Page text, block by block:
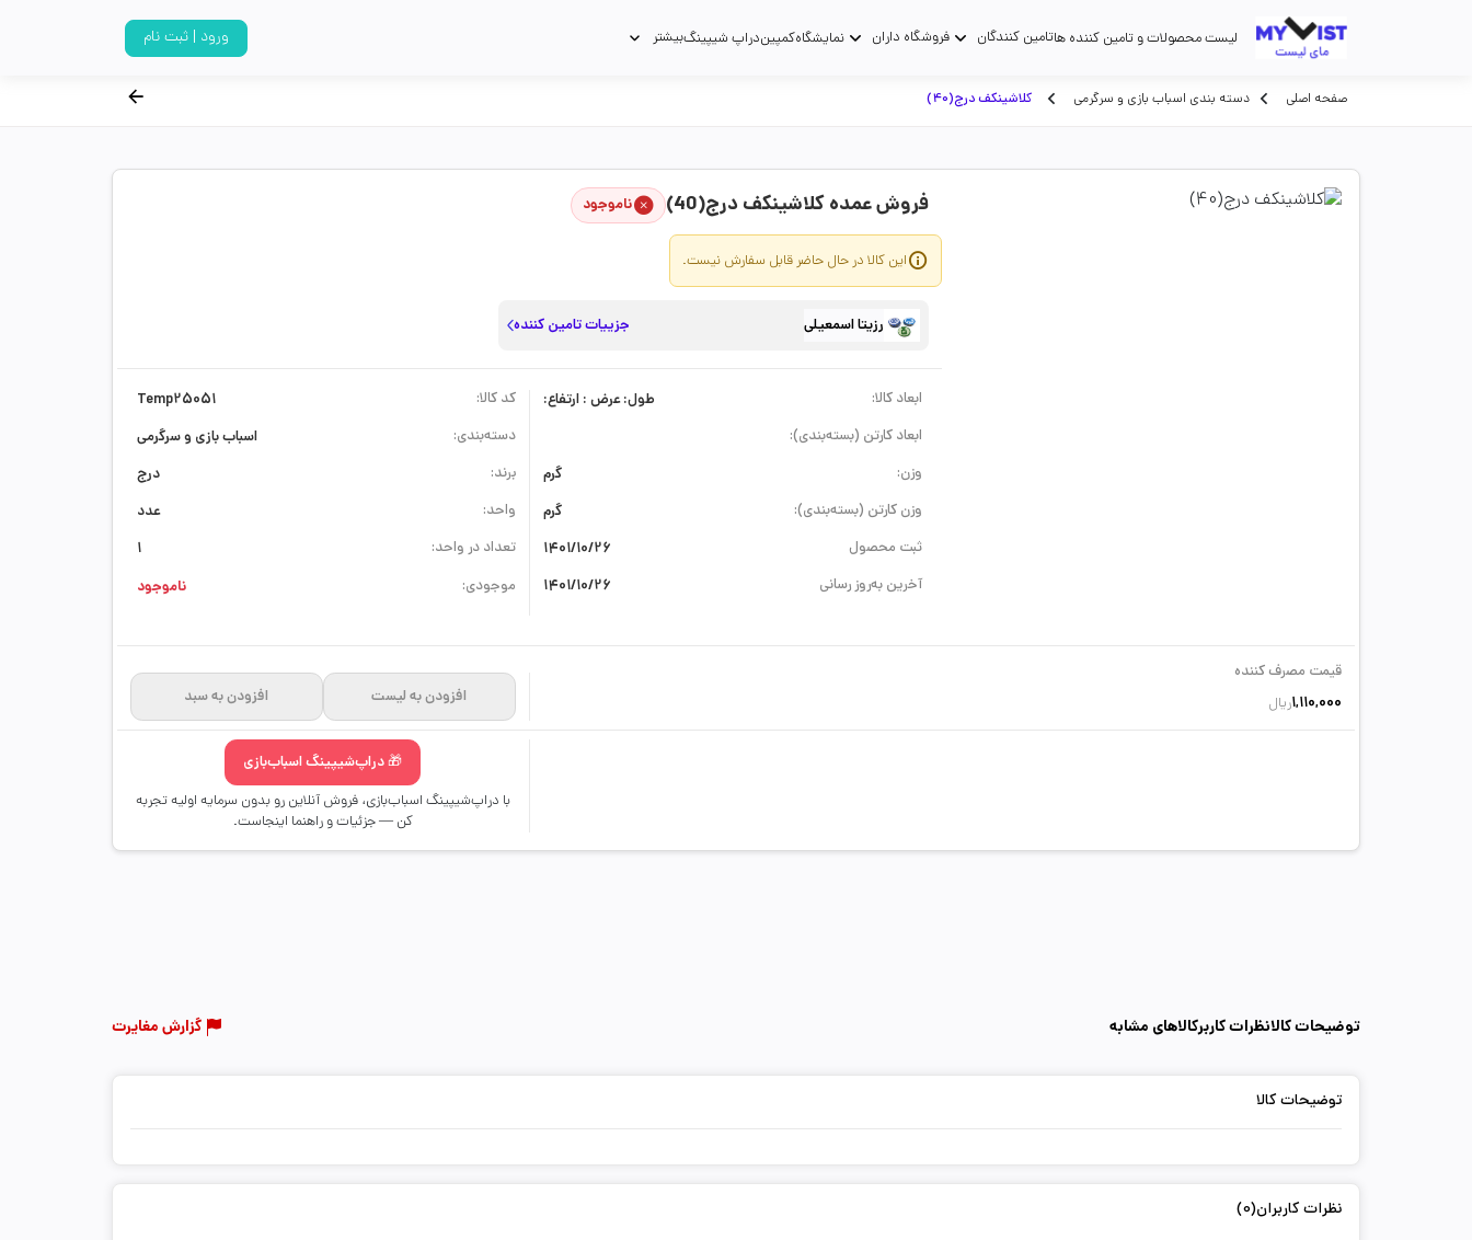
لیست محصولات و تامین کننده هاتامین کنندگان فروشگاه داران نمایشگاهکمپیندراپ شیپینگبیشتر ورود | ثبت نام
صفحه اصلی دسته بندی اسباب بازی و سرگرمی کلاشینکف درج(40)
فروش عمده کلاشینکف درج(40) ناموجود
این کالا در حال حاضر قابل سفارش نیست.
رزیتا اسمعیلی جزییات تامین کننده
ابعاد کالا: طول: عرض : ارتفاع:
ابعاد کارتن (بسته‌بندی):
وزن:
گرم
وزن کارتن (بسته‌بندی): گرم
ثبت محصول 1401/10/26
آخرین به‌روز رسانی 1401/10/26
کد کالا: Temp25051
دسته‌بندی: اسباب بازی و سرگرمی
برند: درج
واحد: عدد
تعداد در واحد: 1
موجودی: ناموجود
قیمت مصرف کننده
1,110,000ریال افزودن به لیست افزودن به سبد
🎁 دراپ‌شیپینگ اسباب‌بازی
با دراپ‌شیپینگ اسباب‌بازی، فروش آنلاین رو بدون سرمایه اولیه تجربه
کن — جزئیات و راهنما اینجاست.
توضیحات کالانظرات کاربرکالاهای مشابه گزارش مغایرت
توضیحات کالا
نظرات کاربران(0)